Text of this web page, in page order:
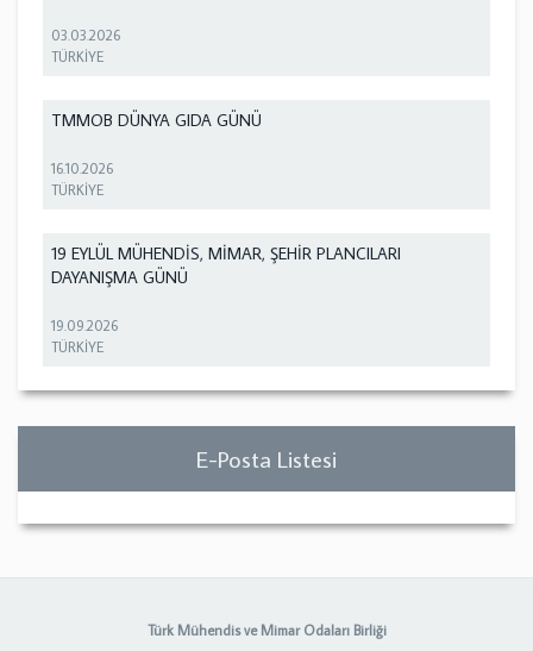
03.03.2026
TÜRKİYE
TMMOB DÜNYA GIDA GÜNÜ
16.10.2026
TÜRKİYE
19 EYLÜL MÜHENDİS, MİMAR, ŞEHİR PLANCILARI
DAYANIŞMA GÜNÜ
19.09.2026
TÜRKİYE
E-Posta Listesi
Türk Mühendis ve Mimar Odaları Birliği